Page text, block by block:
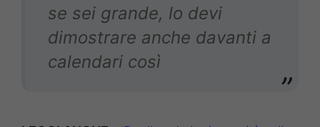
se sei grande, lo devi
dimostrare anche davanti a
calendari così